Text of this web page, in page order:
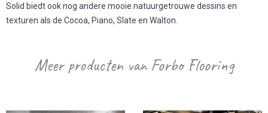
Solid biedt ook nog andere mooie natuurgetrouwe dessins en
texturen als de Cocoa, Piano, Slate en Walton
Meer producten van Forbo Flooring